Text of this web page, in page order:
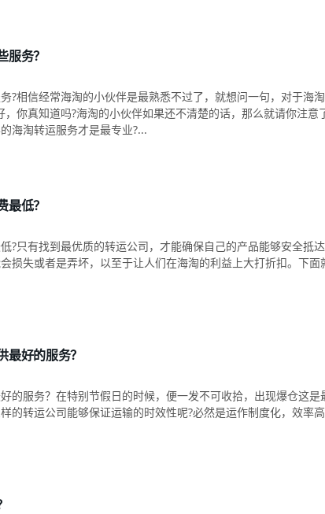
务？
?相信经常海淘的小伙伴是最熟悉不过了，就想问一句，对于海
你真知道吗?海淘的小伙伴如果还不清楚的话，那么就请你注意
海淘转运服务才是最专业?...
低？
?只有找到最优质的转运公司，才能确保自己的产品能够安全抵达
损失或者是弄坏，以至于让人们在海淘的利益上大打折扣。下面
好的服务？
的服务？在特别节假日的时候，便一发不可收拾，出现爆仓这是
的转运公司能够保证运输的时效性呢?必然是运作制度化，效率